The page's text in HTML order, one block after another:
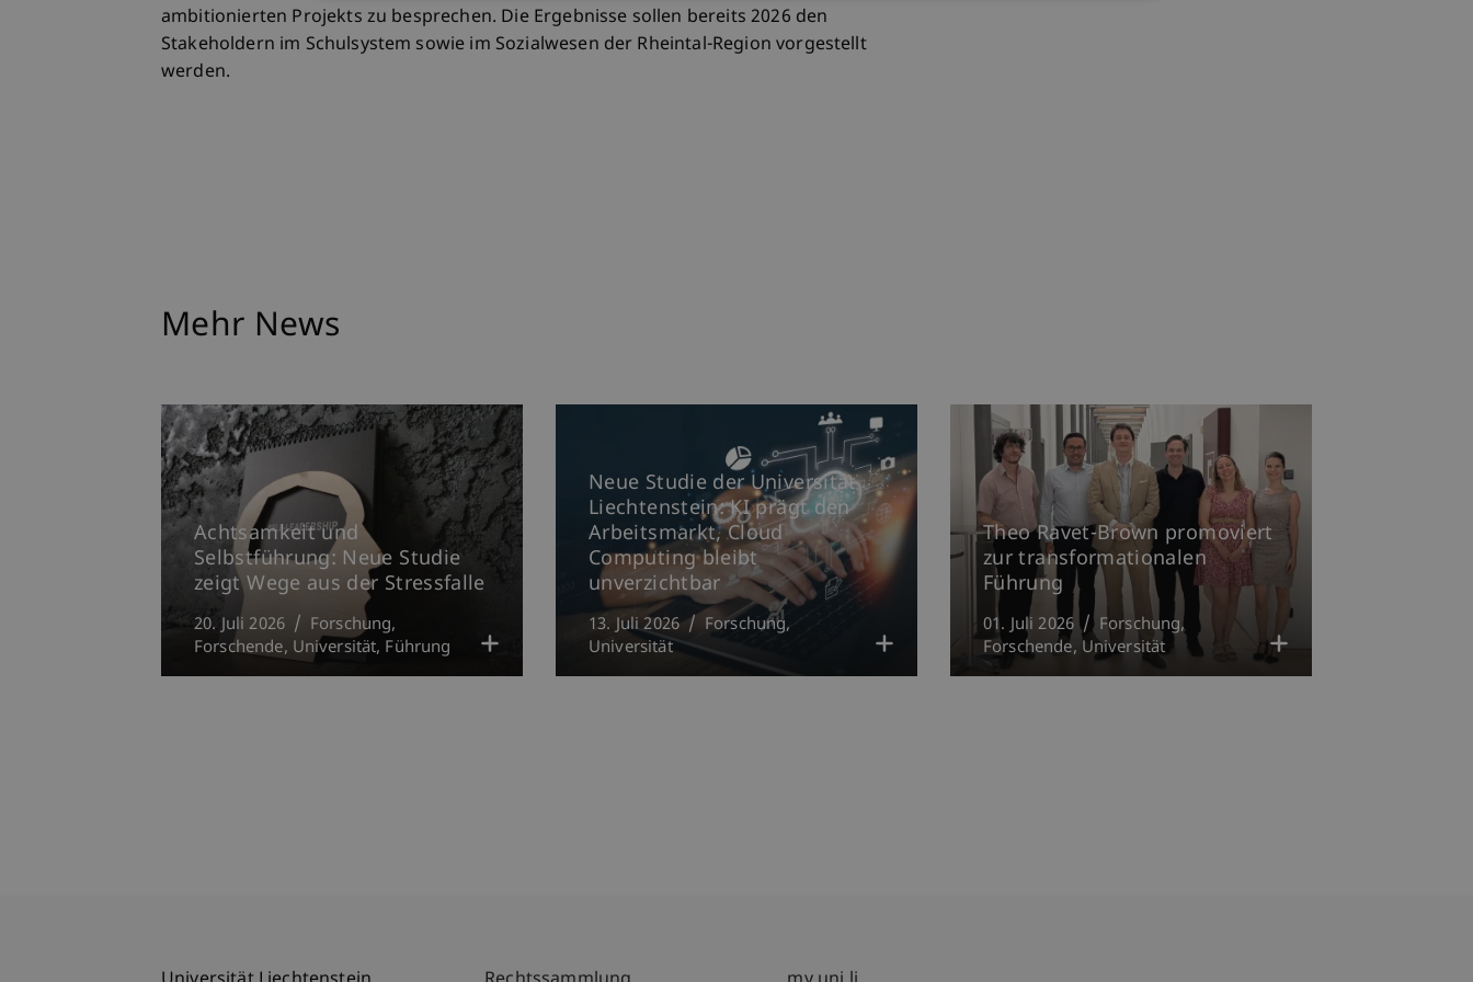
ambitionierten Projekts zu besprechen. Die Ergebnisse sollen bereits 2026 den
Stakeholdern im Schulsystem sowie im Sozialwesen der Rheintal-Region vorgestellt
werden.
Mehr News
Achtsamkeit und
Selbstführung: Neue Studie
zeigt Wege aus der Stressfalle
20. Juli 2026
Forschung
Forschende Universität Führung
Neue Studie der Universität
Liechtenstein: KI prägt den
Arbeitsmarkt, Cloud
Computing bleibt
unverzichtbar
13. Juli 2026
Forschung
Universität
Theo Ravet-Brown promoviert
zur transformationalen
Führung
01. Juli 2026
Forschung
Forschende Universität